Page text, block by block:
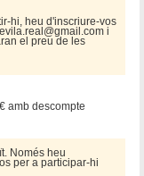
hi, heu d'inscriure-vos
i
el preu de les
amb descompte
Només heu
per a participar-hi